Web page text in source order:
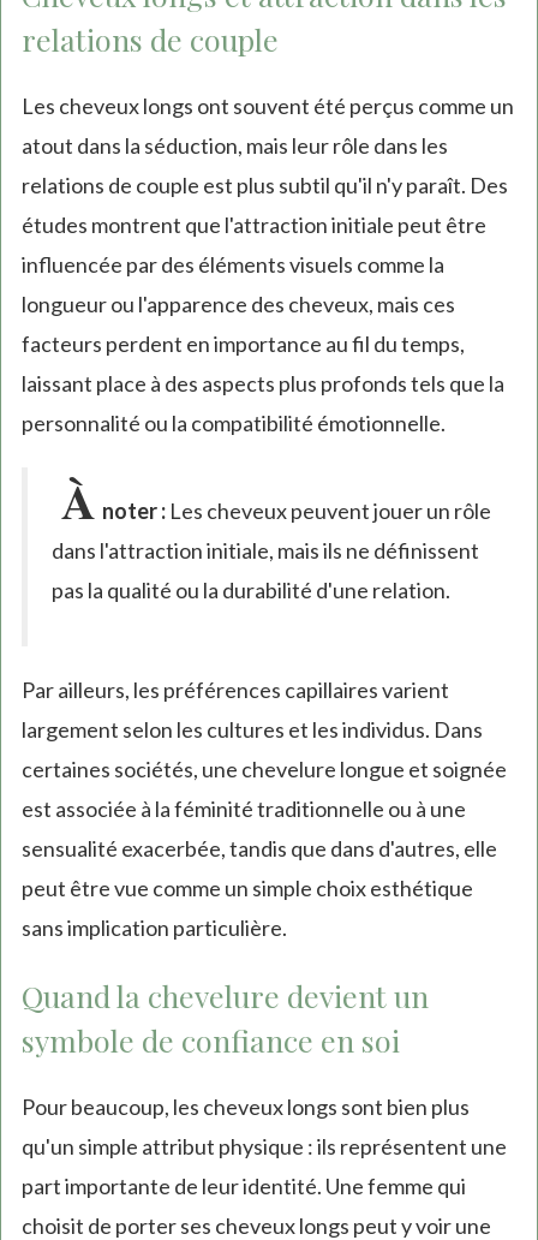
relations de couple
Les cheveux longs ont souvent été perçus comme un
atout dans la séduction, mais leur rôle dans les
relations de couple est plus subtil qu'il n'y paraît. Des
études montrent que l'attraction initiale peut être
influencée par des éléments visuels comme la
longueur ou l'apparence des cheveux, mais ces
facteurs perdent en importance au fil du temps,
laissant place à des aspects plus profonds tels que la
personnalité ou la compatibilité émotionnelle.
À noter :Les cheveux peuvent jouer un rôle
dans l'attraction initiale, mais ils ne définissent
pas la qualité ou la durabilité d'une relation.
Par ailleurs, les préférences capillaires varient
largement selon les cultures et les individus. Dans
certaines sociétés, une chevelure longue et soignée
est associée à la féminité traditionnelle ou à une
sensualité exacerbée, tandis que dans d'autres, elle
peut être vue comme un simple choix esthétique
sans implication particulière.
Quand la chevelure devient un
symbole de confiance en soi
Pour beaucoup, les cheveux longs sont bien plus
qu'un simple attribut physique : ils représentent une
part importante de leur identité. Une femme qui
choisit de porter ses cheveux longs peut y voir une